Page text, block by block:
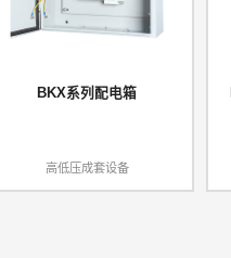
BKX系列配电箱
高低压成套设备